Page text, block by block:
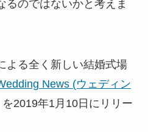
るのではないかと考えま
よる全く新しい結婚式場
News (ウェディン
を2019年1月10日にリリー